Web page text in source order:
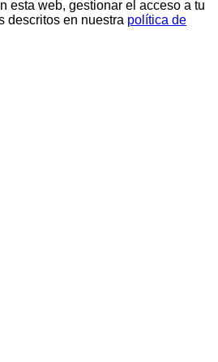
esta web, gestionar el acceso a tu
descritos en nuestra política de